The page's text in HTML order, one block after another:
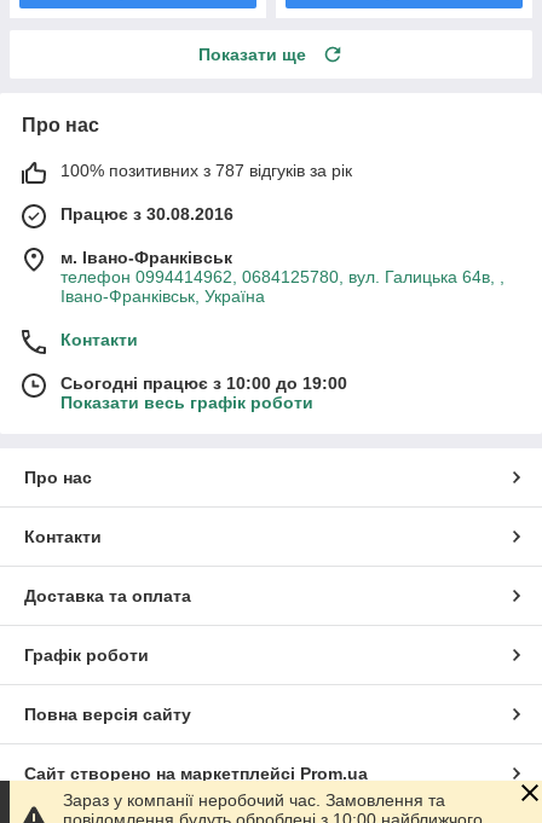
Показати ще
Про нас
100% позитивних з 787 відгуків за рік
Працює з 30.08.2016
м. Івано-Франківськ
телефон 0994414962, 0684125780, вул. Галицька 64в, ,
Івано-Франківськ, Україна
Контакти
Сьогодні працює з 10:00 до 19:00
Показати весь графік роботи
Про нас
Контакти
Доставка та оплата
Графік роботи
Повна версія сайту
Сайт створено на маркетплейсі Prom.ua
Зараз у компанії неробочий час. Замовлення та